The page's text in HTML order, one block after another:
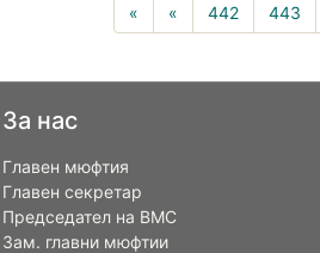
« « 442 443
За нас
Главен мюфтия
Главен секретар
Председател на ВМС
Зам. главни мюфтии